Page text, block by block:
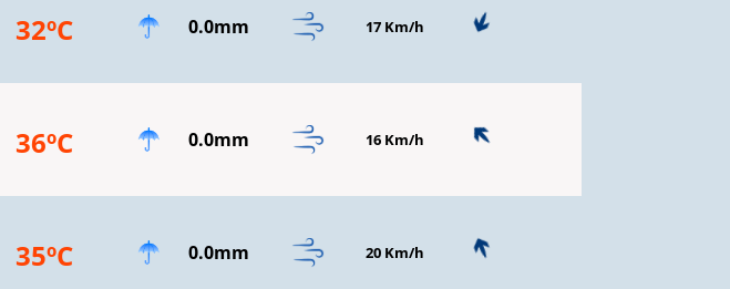
32ºC 0.0mm 17 Km/h
36ºC 0.0mm 16 Km/h
35ºC 0.0mm 20 Km/h